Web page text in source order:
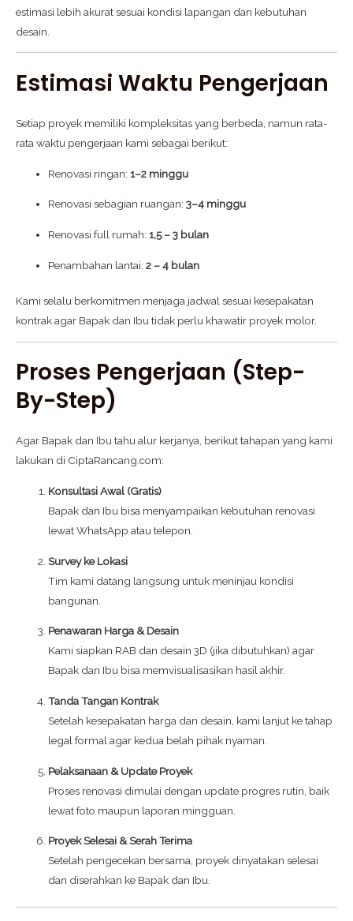
estimasi lebih akurat sesuai kondisi lapangan dan kebutuhan
desain.
Estimasi Waktu Pengerjaan
Setiap proyek memiliki kompleksitas yang berbeda, namun rata-
rata waktu pengerjaan kami sebagai berikut:
Renovasi ringan:1–2 minggu
Renovasi sebagian ruangan:3–4 minggu
Renovasi full rumah:1,5 – 3 bulan
Penambahan lantai:2 – 4 bulan
Kami selalu berkomitmen menjaga jadwal sesuai kesepakatan
kontrak agar Bapak dan Ibu tidak perlu khawatir proyek molor.
Proses Pengerjaan (Step-
By-Step)
Agar Bapak dan Ibu tahu alur kerjanya, berikut tahapan yang kami
lakukan di CiptaRancang.com:
Konsultasi Awal (Gratis)
Bapak dan Ibu bisa menyampaikan kebutuhan renovasi
lewat WhatsApp atau telepon.
Survey ke Lokasi
Tim kami datang langsung untuk meninjau kondisi
bangunan.
Penawaran Harga & Desain
Kami siapkan RAB dan desain 3D (jika dibutuhkan) agar
Bapak dan Ibu bisa memvisualisasikan hasil akhir.
Tanda Tangan Kontrak
Setelah kesepakatan harga dan desain, kami lanjut ke tahap
legal formal agar kedua belah pihak nyaman.
Pelaksanaan & Update Proyek
Proses renovasi dimulai dengan update progres rutin, baik
lewat foto maupun laporan mingguan.
Proyek Selesai & Serah Terima
Setelah pengecekan bersama, proyek dinyatakan selesai
dan diserahkan ke Bapak dan Ibu.